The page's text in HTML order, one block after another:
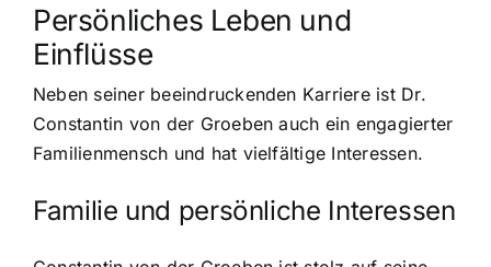
Persönliches Leben und
Einflüsse
Neben seiner beeindruckenden Karriere ist Dr.
Constantin von der Groeben auch ein engagierter
Familienmensch und hat vielfältige Interessen.
Familie und persönliche Interessen